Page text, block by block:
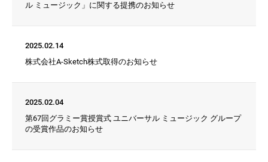
ル ミュージック」に関する提携のお知らせ
2025.02.14
株式会社A-Sketch株式取得のお知らせ
2025.02.04
第67回グラミー賞授賞式 ユニバーサル ミュージック グループ
の受賞作品のお知らせ